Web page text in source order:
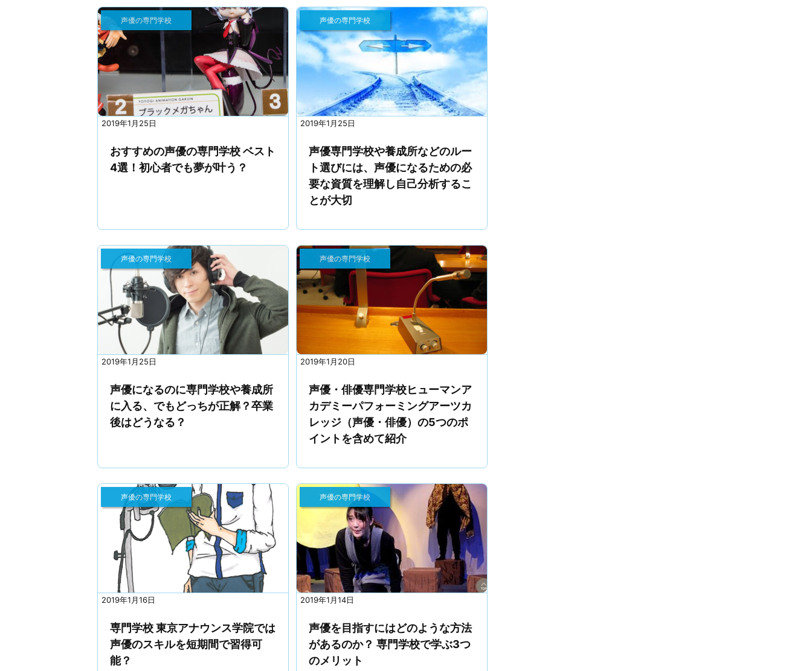
2019年1月25日
声優の専門学校
おすすめの声優の専門学校 ベスト
4選！初心者でも夢が叶う？
2019年1月25日
声優の専門学校
声優専門学校や養成所などのルー
ト選びには、声優になるための必
要な資質を理解し自己分析するこ
とが大切
2019年1月25日
声優の専門学校
声優になるのに専門学校や養成所
に入る、でもどっちが正解？卒業
後はどうなる？
2019年1月20日
声優の専門学校
声優・俳優専門学校ヒューマンア
カデミーパフォーミングアーツカ
レッジ（声優・俳優）の5つのポ
イントを含めて紹介
2019年1月16日
声優の専門学校
専門学校 東京アナウンス学院では
声優のスキルを短期間で習得可
能？
2019年1月14日
声優の専門学校
声優を目指すにはどのような方法
があるのか？ 専門学校で学ぶ3つ
のメリット